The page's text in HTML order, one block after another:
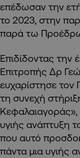
επέδωσαν την
το 2023, στην
παρά τω Προέδρω
Επιδίδοντας την
Επιτροπής Δρ
ευχαρίστησε τον
τη συνεχή
Κεφαλαιαγοράς»,
υγιής ανάπτυξη
που αυτό
πάντα μια υγιής